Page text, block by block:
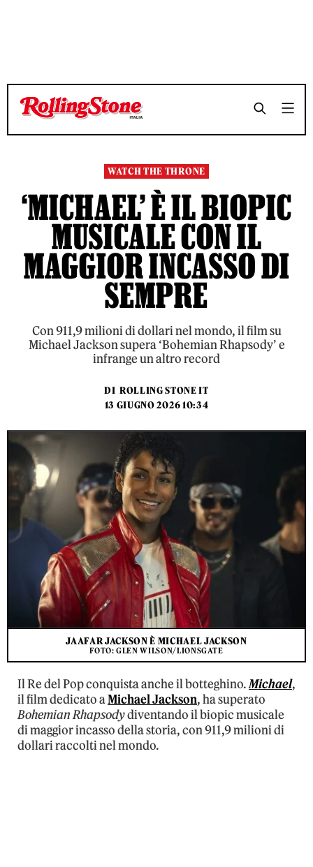
TEMPO DI LETTURA 3 MINUTI
TEMPO DI LETTURA 3 MINUTI
WATCH THE THRONE
‘MICHAEL’ È IL BIOPIC
MUSICALE CON IL
MAGGIOR INCASSO DI
SEMPRE
Con 911,9 milioni di dollari nel mondo, il film su
Michael Jackson supera ‘Bohemian Rhapsody’ e
infrange un altro record
DI ROLLING STONE IT
13 GIUGNO 2026 10:34
JAAFAR JACKSON È MICHAEL JACKSON
FOTO: GLEN WILSON/LIONSGATE
Il Re del Pop conquista anche il botteghino.Michael,
il film dedicato aMichael Jackson, ha superato
Bohemian Rhapsodydiventando il biopic musicale
di maggior incasso della storia, con 911,9 milioni di
dollari raccolti nel mondo.